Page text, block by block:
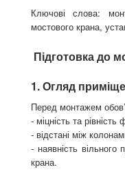
Ключові слова:
мостового крана,
Підготовка до
1. Огляд
Перед монтажем
- міцність та
- відстані між
- наявність
крана.